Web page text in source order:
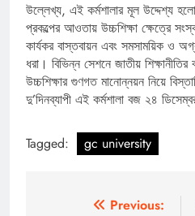
উল্লেখ্য, এই কর্মশালার মূল উদ্দেশ্য
প্রকল্পের আওতায় উচ্চশিক্ষা ক্ষেত্রে
কার্যকর বাস্তবায়ন এবং সমসাময়িক ও
ধরা। বিভিন্ন সেশনে জাতীয়
উচ্চশিক্ষার গুণগত মানোন্নয়ন নিয়ে
দু’দিনব্যাপী এই কর্মশালা বজ ২৪
Tagged: gc university
Previous: